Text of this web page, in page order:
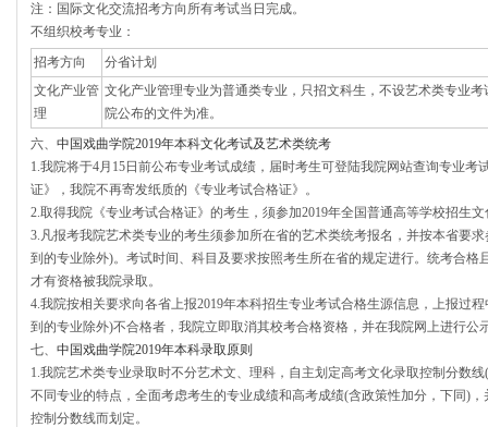
注：国际文化交流招考方向所有考试当日完成。
不组织校考专业：
招考方向
分省计划
文化产业管
理
文化产业管理专业为普通类专业，只招文科生，不设艺术类专业
院公布的文件为准。
六、 中国戏曲学院2019年本科文化考试及艺术类统考
1.我院将于4月15日前公布专业考试成绩，届时考生可登陆我院网站查询专业考
证》，我院不再寄发纸质的《专业考试合格证》。
2.取得我院《专业考试合格证》的考生，须参加2019年全国普通高等学校招生
3.凡报考我院艺术类专业的考生须参加所在省的艺术类统考报名，并按本省要
到的专业除外)。考试时间、科目及要求按照考生所在省的规定进行。统考合格
才有资格被我院录取。
4.我院按相关要求向各省上报2019年本科招生专业考试合格生源信息，上报过
到的专业除外)不合格者，我院立即取消其校考合格资格，并在我院网上进行公
七、 中国戏曲学院2019年本科录取原则
1.我院艺术类专业录取时不分艺术文、理科，自主划定高考文化录取控制分数
不同专业的特点，全面考虑考生的专业成绩和高考成绩(含政策性加分，下同)
控制分数线而划定。